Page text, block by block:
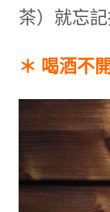
茶）就忘記
＊ 喝酒不